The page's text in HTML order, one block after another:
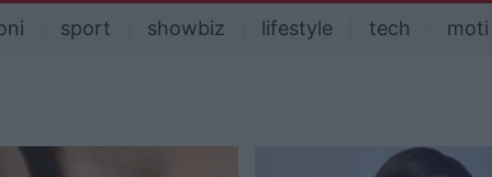
sport showbiz lifestyle tech moti